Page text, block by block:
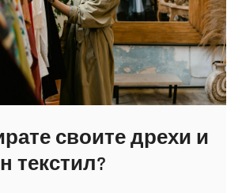
своите дрехи и
текстил?